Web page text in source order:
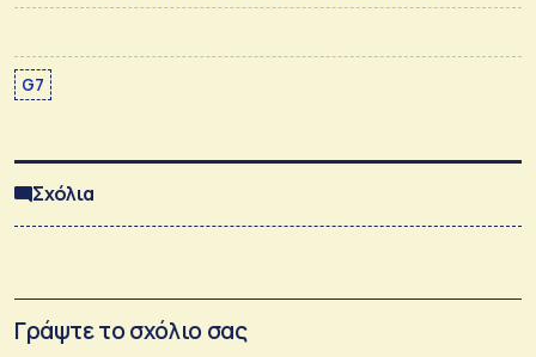
G7
Σχόλια
Γράψτε το σχόλιο σας